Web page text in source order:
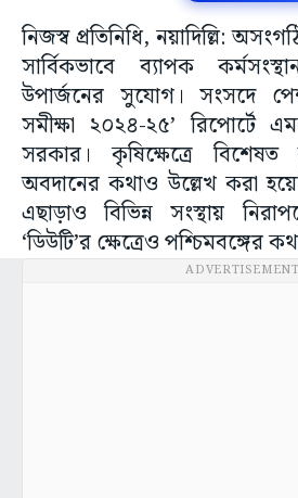
নিজস্ব প্রতিনিধি, নয়াদিল্লি:
সার্বিকভাবে ব্যাপক
উপার্জনের সুযোগ। সংসদে
সমীক্ষা ২০২৪-২৫’ রিপোর্টে
সরকার। কৃষিক্ষেত্রে
অবদানের কথাও উল্লেখ করা
এছাড়াও বিভিন্ন সংস্থায়
‘ডিউটি’র ক্ষেত্রেও পশ্চিমবঙ্গের
ADVERTISEMENT